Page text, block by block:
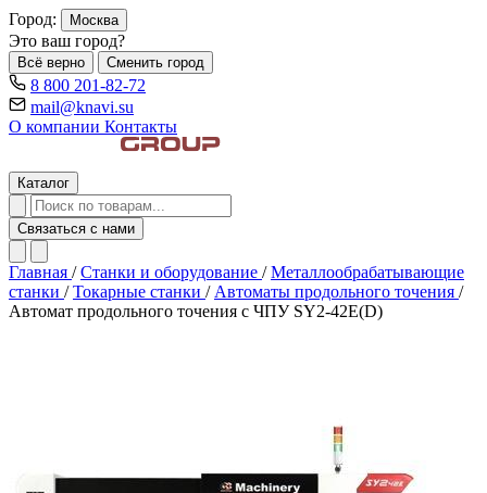
Город: Москва
Это ваш город?
Всё верно Сменить город
8 800 201-82-72
mail@knavi.su
О компании Контакты
Каталог
Связаться с нами
Главная / Станки и оборудование / Металлообрабатывающие
станки / Токарные станки / Автоматы продольного точения /
Автомат продольного точения с ЧПУ SY2-42E(D)